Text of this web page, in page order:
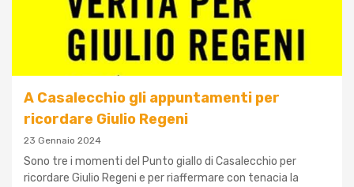
A Casalecchio gli appuntamenti per
ricordare Giulio Regeni
23 Gennaio 2024
Sono tre i momenti del Punto giallo di Casalecchio per
ricordare Giulio Regeni e per riaffermare con tenacia la